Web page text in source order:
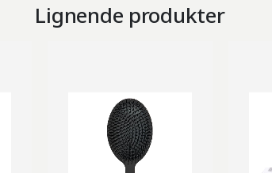
Lignende produkter